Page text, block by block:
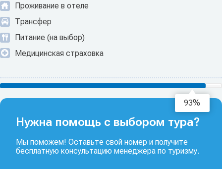
Проживание в отеле
Трансфер
Питание (на выбор)
Медицинская страховка
94%
Нужна помощь с выбором тура?
Мы поможем! Оставьте свой номер и получите
бесплатную консультацию менеджера по туризму.